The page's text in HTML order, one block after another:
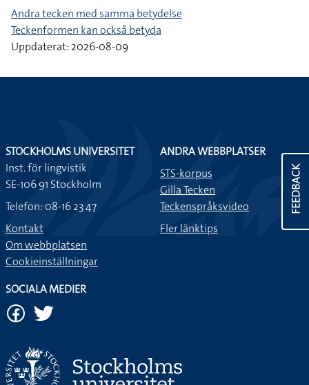
Andra tecken med samma betydelse
Teckenformen kan också betyda
Uppdaterat: 2026-08-09
FEEDBACK
STOCKHOLMS UNIVERSITET
Inst. för lingvistik
SE-106 91 Stockholm
Telefon: 08-16 23 47
Kontakt
Om webbplatsen
Cookieinställningar
ANDRA WEBBPLATSER
STS-korpus
Gilla Tecken
Teckenspråksvideo
Fler länktips
SOCIALA MEDIER